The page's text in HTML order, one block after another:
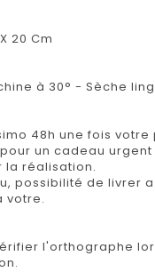
20 Cm
à 30° - Sèche
48h une fois
pour un cadeau
la réalisation.
possibilité de livrer
votre.
l'orthographe